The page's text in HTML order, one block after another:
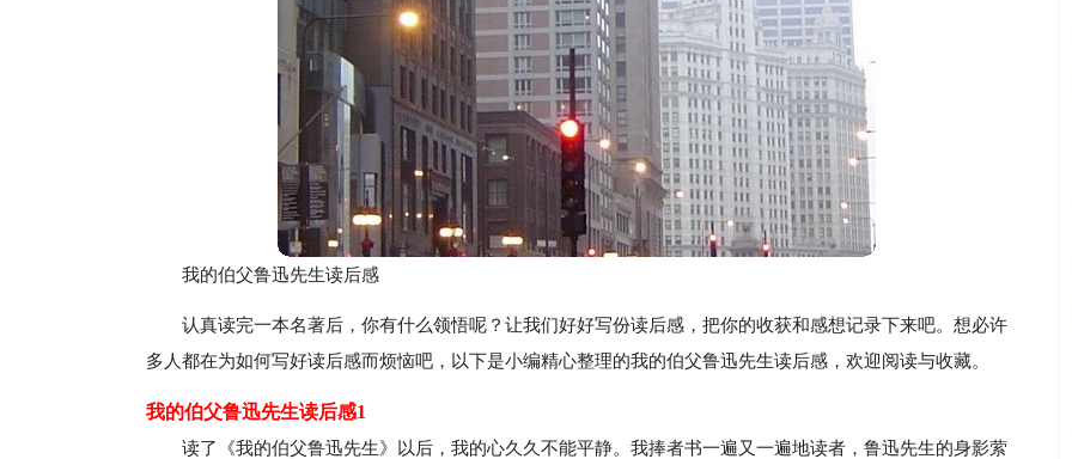
我的伯父鲁迅先生读后感
认真读完一本名著后，你有什么领悟呢？让我们好好写份读后感，把你的收获和感想记录下来吧。想必许
多人都在为如何写好读后感而烦恼吧，以下是小编精心整理的我的伯父鲁迅先生读后感，欢迎阅读与收藏。
我的伯父鲁迅先生读后感1
读了《我的伯父鲁迅先生》以后，我的心久久不能平静。我捧者书一遍又一遍地读者，鲁迅先生的身影萦